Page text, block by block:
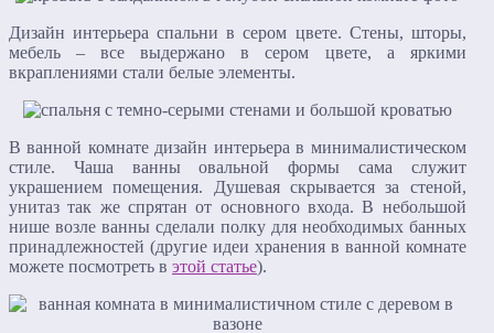
Дизайн интерьера спальни в сером цвете. Стены, шторы,
мебель – все выдержано в сером цвете, а яркими
вкраплениями стали белые элементы.
В ванной комнате дизайн интерьера в минималистическом
стиле. Чаша ванны овальной формы сама служит
украшением помещения. Душевая скрывается за стеной,
унитаз так же спрятан от основного входа. В небольшой
нише возле ванны сделали полку для необходимых банных
принадлежностей (другие идеи хранения в ванной комнате
можете посмотреть в этой статье).